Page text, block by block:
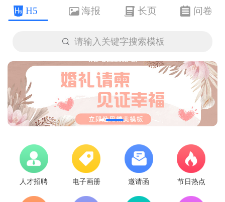
H5 海报 长页 问卷
 请输入关键字搜索模板
人才招聘 电子画册 邀请函 节日热点